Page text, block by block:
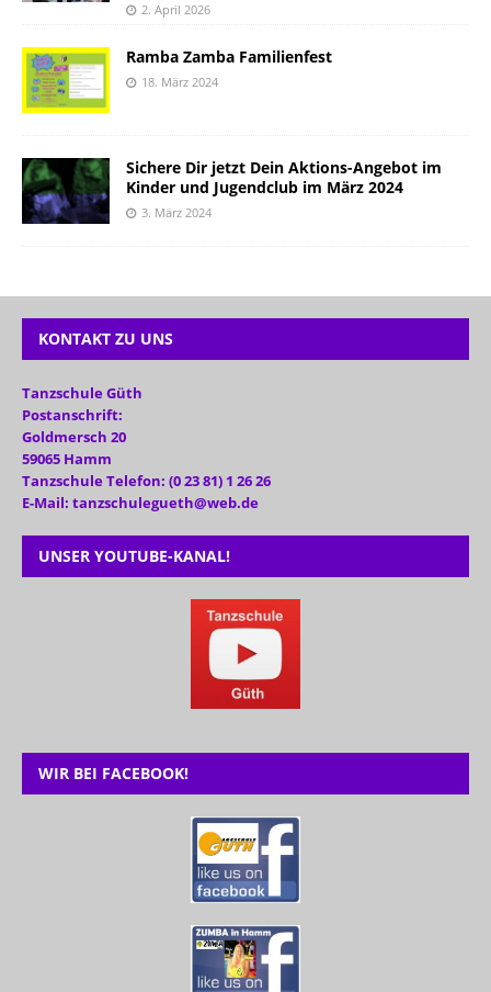
2. April 2026
Ramba Zamba Familienfest
18. März 2024
Sichere Dir jetzt Dein Aktions-Angebot im
Kinder und Jugendclub im März 2024
3. März 2024
KONTAKT ZU UNS
Tanzschule Güth
Postanschrift:
Goldmersch 20
59065 Hamm
Tanzschule Telefon: (0 23 81) 1 26 26
E-Mail: tanzschulegueth@web.de
UNSER YOUTUBE-KANAL!
WIR BEI FACEBOOK!